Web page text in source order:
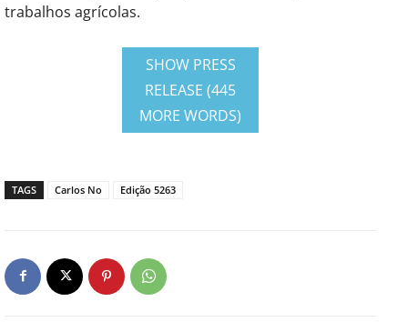
trabalhos agrícolas.
SHOW PRESS
RELEASE (445
MORE WORDS)
TAGS Carlos No Edição 5263